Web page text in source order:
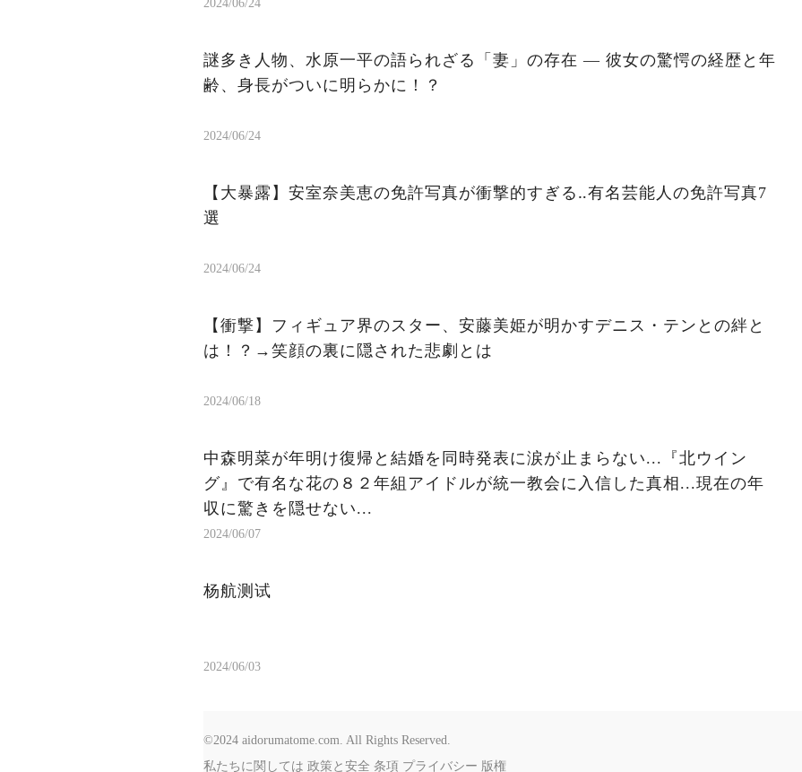
2024/06/24
謎多き人物、水原一平の語られざる「妻」の存在 ― 彼女の驚愕の経歴と年
齢、身長がついに明らかに！？
2024/06/24
【大暴露】安室奈美恵の免許写真が衝撃的すぎる‥有名芸能人の免許写真7
選
2024/06/24
【衝撃】フィギュア界のスター、安藤美姫が明かすデニス・テンとの絆と
は！？→笑顔の裏に隠された悲劇とは
2024/06/18
中森明菜が年明け復帰と結婚を同時発表に涙が止まらない...『北ウイン
グ』で有名な花の８２年組アイドルが統一教会に入信した真相...現在の年
収に驚きを隠せない...
2024/06/07
杨航测试
2024/06/03
©2024 aidorumatome.com. All Rights Reserved.
私たちに関しては 政策と安全 条項 プライバシー 版権